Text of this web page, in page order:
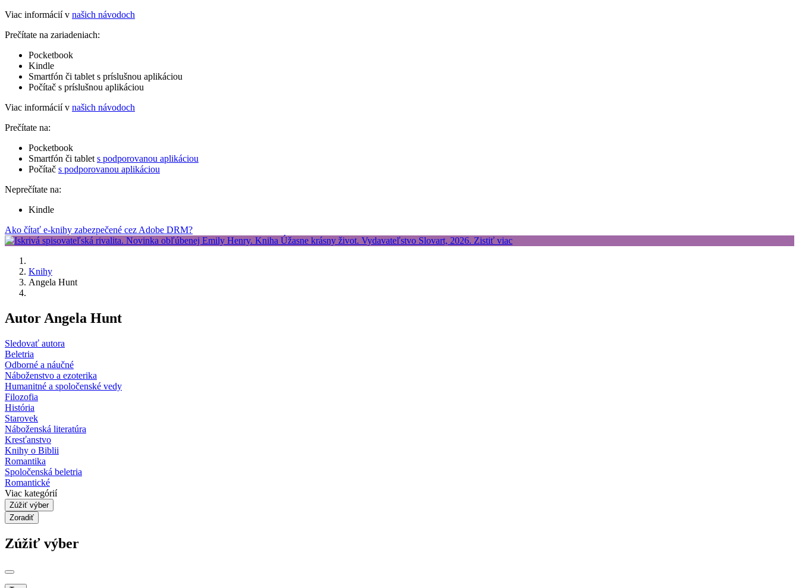
Viac informácií v našich návodoch
Prečítate na zariadeniach:
Pocketbook
Kindle
Smartfón či tablet s príslušnou aplikáciou
Počítač s príslušnou aplikáciou
Viac informácií v našich návodoch
Prečítate na:
Pocketbook
Smartfón či tablet s podporovanou aplikáciou
Počítač s podporovanou aplikáciou
Neprečítate na:
Kindle
Ako čítať e-knihy zabezpečené cez Adobe DRM?
Knihy
Angela Hunt
Autor Angela Hunt
Sledovať autora
Beletria
Odborné a náučné
Náboženstvo a ezoterika
Humanitné a spoločenské vedy
Filozofia
História
Starovek
Náboženská literatúra
Kresťanstvo
Knihy o Biblii
Romantika
Spoločenská beletria
Romantické
Viac kategórií
Zúžiť výber
Zoradiť
Zúžiť výber